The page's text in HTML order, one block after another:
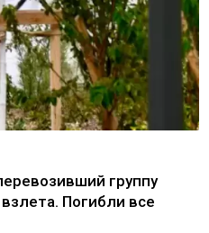
группу
Погибли все